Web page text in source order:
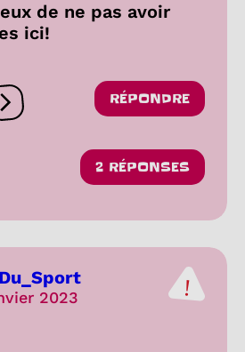
de ne pas avoir
ici!
Ouvrir les réactions
RÉPONDRE
2 RÉPONSES
2023